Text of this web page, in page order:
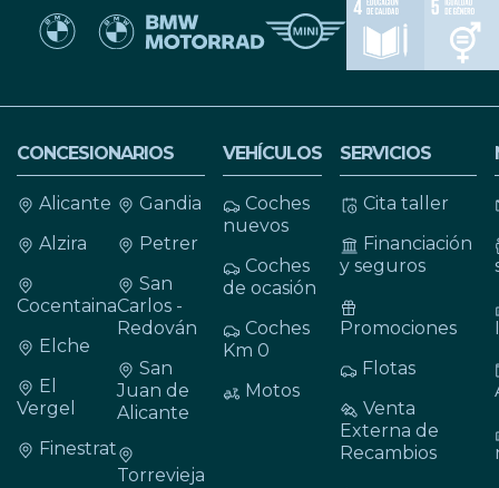
CONCESIONARIOS
Alicante
Alzira
Cocentaina
Elche
El
Vergel
Finestrat
Gandia
Petrer
San
Carlos -
Redován
San
Juan de
Alicante
Torrevieja
VEHÍCULOS
Coches
nuevos
Coches
de ocasión
Coches
Km 0
Motos
SERVICIOS
Cita taller
Financiación
y seguros
Promociones
Flotas
Venta
Externa de
Recambios